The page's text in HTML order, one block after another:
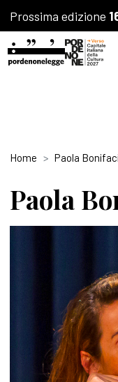
Prossima edizione
Home Paola
Paola